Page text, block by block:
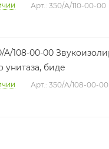
Арт.: 350/A/110-00-00
комплект для
унитаза, биде
Арт.: 350/A/108-00-00